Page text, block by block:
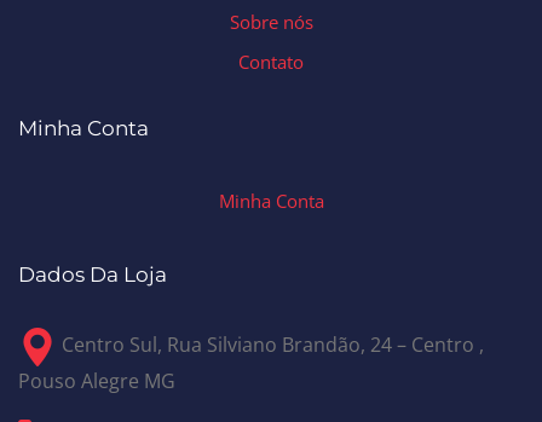
Sobre nós
Contato
Minha Conta
Minha Conta
Dados Da Loja
Centro Sul, Rua Silviano Brandão, 24 – Centro ,
Pouso Alegre MG